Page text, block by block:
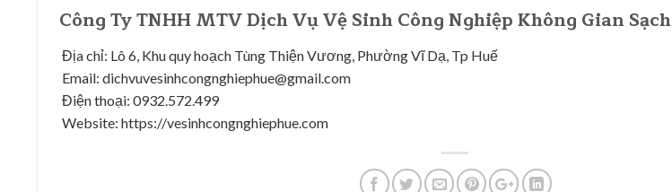
Công Ty TNHH MTV Dịch Vụ Vệ Sinh Công Nghiệp Không Gian Sạch
Địa chỉ: Lô 6, Khu quy hoạch Tùng Thiện Vương, Phường Vĩ Dạ, Tp Huế
Email: dichvuvesinhcongnghiephue@gmail.com
Điện thoại: 0932.572.499
Website: https://vesinhcongnghiephue.com